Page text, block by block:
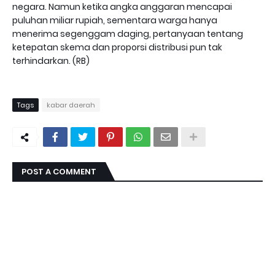
negara. Namun ketika angka anggaran mencapai
puluhan miliar rupiah, sementara warga hanya
menerima segenggam daging, pertanyaan tentang
ketepatan skema dan proporsi distribusi pun tak
terhindarkan. (RB)
Tags kabar daerah
POST A COMMENT